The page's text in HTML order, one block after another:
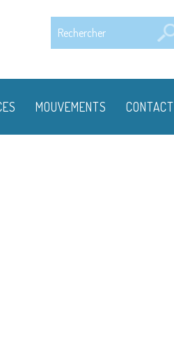
MOUVEMENTS CONTACT